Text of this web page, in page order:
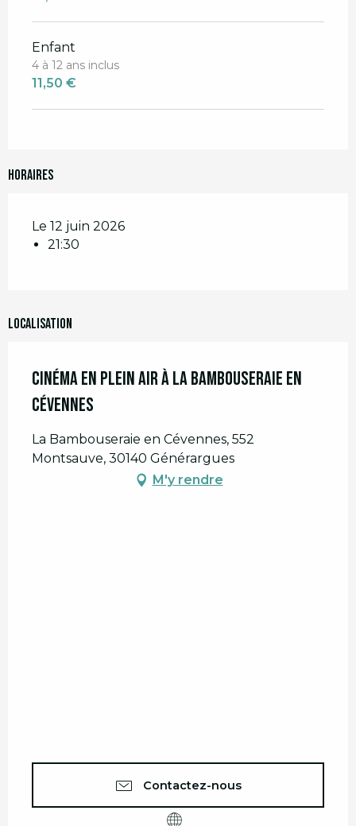
Enfant
4 à 12 ans inclus
11,50 €
Horaires
Le 12 juin 2026
21:30
Localisation
Cinéma en plein air à la Bambouseraie en
Cévennes
La Bambouseraie en Cévennes, 552
Montsauve, 30140 Générargues
M'y rendre
Contactez-nous